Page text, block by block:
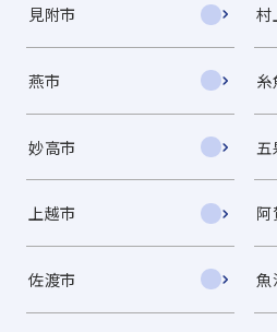
見附市 村
燕市 糸
妙高市 五
上越市 阿
佐渡市 魚